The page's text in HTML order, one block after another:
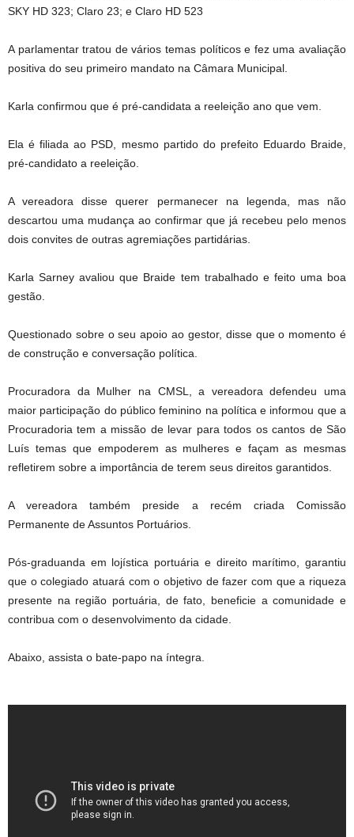
SKY HD 323; Claro 23; e Claro HD 523
A parlamentar tratou de vários temas políticos e fez uma avaliação
positiva do seu primeiro mandato na Câmara Municipal.
Karla confirmou que é pré-candidata a reeleição ano que vem.
Ela é filiada ao PSD, mesmo partido do prefeito Eduardo Braide,
pré-candidato a reeleição.
A vereadora disse querer permanecer na legenda, mas não
descartou uma mudança ao confirmar que já recebeu pelo menos
dois convites de outras agremiações partidárias.
Karla Sarney avaliou que Braide tem trabalhado e feito uma boa
gestão.
Questionado sobre o seu apoio ao gestor, disse que o momento é
de construção e conversação política.
Procuradora da Mulher na CMSL, a vereadora defendeu uma
maior participação do público feminino na política e informou que a
Procuradoria tem a missão de levar para todos os cantos de São
Luís temas que empoderem as mulheres e façam as mesmas
refletirem sobre a importância de terem seus direitos garantidos.
A vereadora também preside a recém criada Comissão
Permanente de Assuntos Portuários.
Pós-graduanda em lojística portuária e direito marítimo, garantiu
que o colegiado atuará com o objetivo de fazer com que a riqueza
presente na região portuária, de fato, beneficie a comunidade e
contribua com o desenvolvimento da cidade.
Abaixo, assista o bate-papo na íntegra.